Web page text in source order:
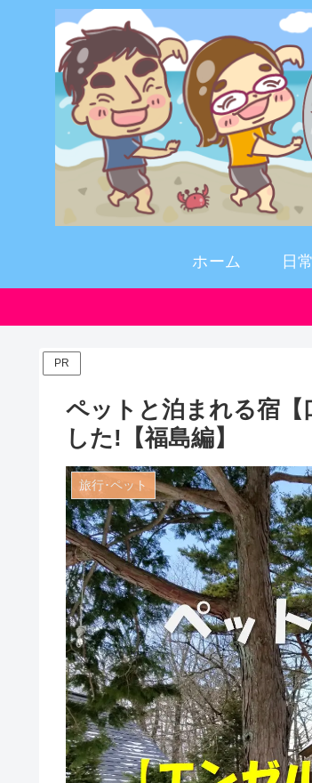
ホーム 日
PR
ペットと泊まれる宿
した!【福島編】
旅行･ペット